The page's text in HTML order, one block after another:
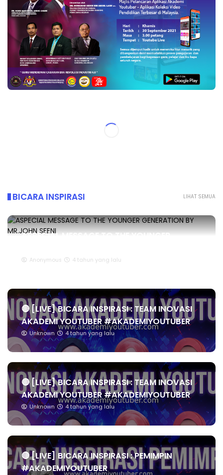
LIHAT SEMUA
BICARA INSPIRASI
ASPECIAL MESSAGE TO THE YOUNGER
Anonymous 4 tahun yang lalu
🔴 [LIVE] BICARA INSPIRASI : TEAM INOVASI
AKADEMI YOUTUBER #AKADEMIYOUTUBER
Unknown 4 tahun yang lalu
🔴 [LIVE] BICARA INSPIRASI : TEAM INOVASI
AKADEMI YOUTUBER #AKADEMIYOUTUBER
Unknown 4 tahun yang lalu
🔴 [LIVE] BICARA INSPIRASI : PEMIMPIN
#AKADEMIYOUTUBER